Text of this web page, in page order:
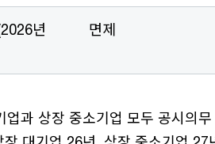
년
면제
과 상장 중소기업 모두 공시의무